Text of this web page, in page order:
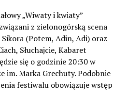
„Wiwaty i kwiaty”
z zielonogórską scena
Sikora (Potem, Adin, Adi) oraz
Słuchajcie, Kabaret
się o godzinie 20:30 w
im. Marka Grechuty. Podobnie
festiwalu obowiązuje wstęp